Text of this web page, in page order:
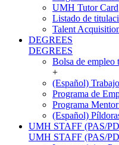
UMH Tutor Card
Listado de
Talent
DEGREES
DEGREES
Bolsa de
+
(Español)
Programa de
Programa
(Español)
UMH STAFF (PAS/
UMH STAFF (PAS/